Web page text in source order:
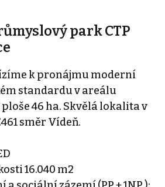
park CTP
k pronájmu moderní
standardu v areálu
46 ha. Skvělá lokalita v
směr Vídeň.
16.040 m2